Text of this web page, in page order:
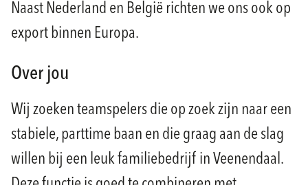
Naast Nederland en België richten we ons ook op
export binnen Europa.
Over jou
Wij zoeken teamspelers die op zoek zijn naar een
stabiele, parttime baan en die graag aan de slag
willen bij een leuk familiebedrijf in Veenendaal.